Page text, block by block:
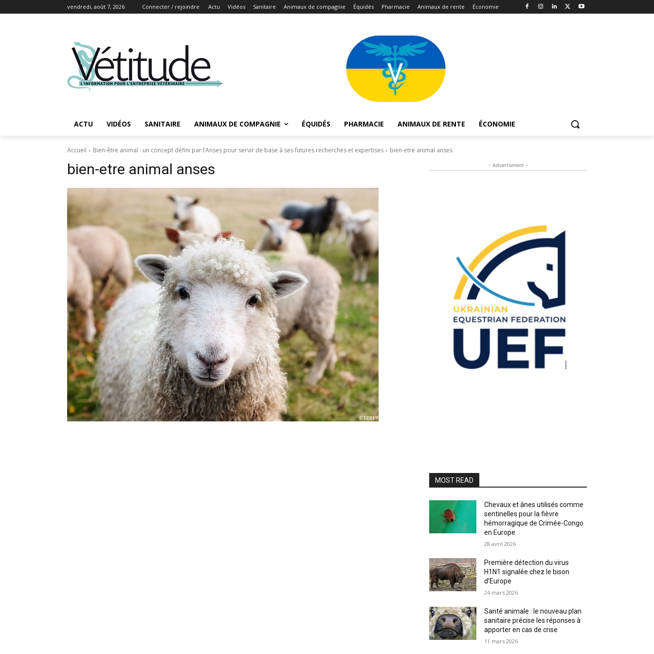
vendredi, août 7, 2026 Connecter / rejoindre Actu Vidéos Sanitaire Animaux de compagnie Équidés Pharmacie Animaux de rente Économie
ACTU VIDÉOS SANITAIRE ANIMAUX DE COMPAGNIE ÉQUIDÉS PHARMACIE ANIMAUX DE RENTE ÉCONOMIE
Accueil Bien-être animal : un concept défini par l’Anses pour servir de base à ses futures recherches et expertises bien-etre animal anses
bien-etre animal anses - Advertisment -
MOST READ
Chevaux et ânes utilisés comme
sentinelles pour la fièvre
hémorragique de Crimée-Congo
en Europe
28 avril 2026
Première détection du virus
H1N1 signalée chez le bison
d’Europe
24 mars 2026
Santé animale : le nouveau plan
sanitaire précise les réponses à
apporter en cas de crise
11 mars 2026